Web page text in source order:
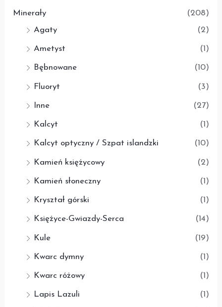
Minerały
(208)
Agaty
(2)
Ametyst (1)
Bębnowane (10)
Fluoryt (3)
Inne (27)
Kalcyt (1)
Kalcyt optyczny / Szpat islandzki (10)
Kamień księżycowy (2)
Kamień słoneczny (1)
Kryształ górski (1)
Księżyce-Gwiazdy-Serca (14)
Kule (19)
Kwarc dymny (1)
Kwarc różowy (1)
Lapis Lazuli (1)